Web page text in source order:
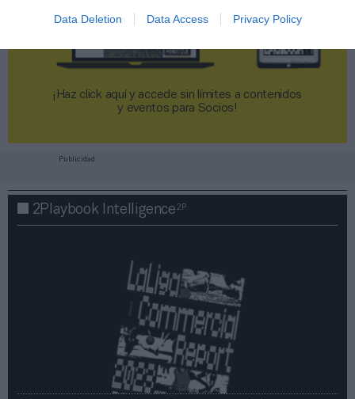
Data Deletion Data Access Privacy Policy
¡Haz click aquí y accede sin límites a contenidos
y eventos para Socios!​​​​​​​
Publicidad
2Playbook Intelligence2P